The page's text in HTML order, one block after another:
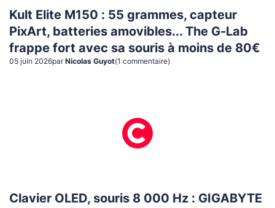
Kult Elite M150 : 55 grammes, capteur
PixArt, batteries amovibles... The G-Lab
frappe fort avec sa souris à moins de 80€
05 juin 2026par Nicolas Guyot(1 commentaire)
Clavier OLED, souris 8 000 Hz : GIGABYTE